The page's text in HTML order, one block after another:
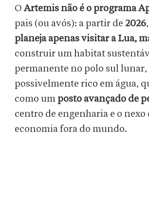
O Artemis não é o programa
pais (ou avós): a partir de 2026
planeja apenas visitar a Lua,
construir um habitat
permanente no polo sul lunar,
possivelmente rico em água,
como um posto avançado de
centro de engenharia e o nexo
economia fora do mundo.